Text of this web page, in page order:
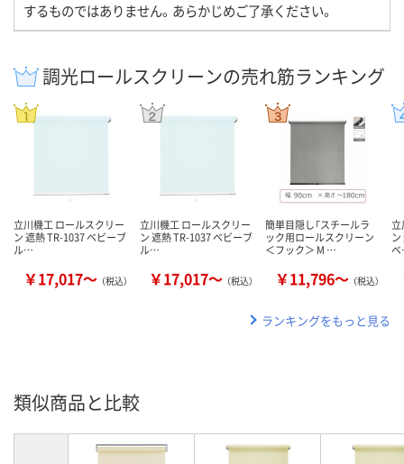
するものではありません。あらかじめご了承ください。
調光ロールスクリーンの売れ筋ランキング
立川機工 ロールスクリー
ン 遮熱 TR-1037 ベビーブ
ル…
￥17,017～ （税込）
立川機工 ロールスクリー
ン 遮熱 TR-1037 ベビーブ
ル…
￥17,017～ （税込）
簡単目隠し「スチールラ
ック用ロールスクリーン
＜フック＞ M …
￥11,796～ （税込）
ランキングをもっと見る
類似商品と比較